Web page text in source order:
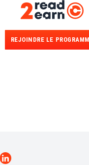
REJOINDRE LE